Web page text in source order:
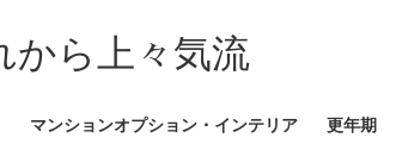
から上々気流
マンションオプション・インテリア 更年期